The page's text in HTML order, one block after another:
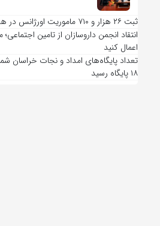
ثبت ۲۶ هزار و ۷۱۰ ماموریت اورژانس در هفته گذشته
انتقاد انجمن داروسازان از تامین اجتماعی؛
اعمال کنید
۱۸ پایگاه رسید